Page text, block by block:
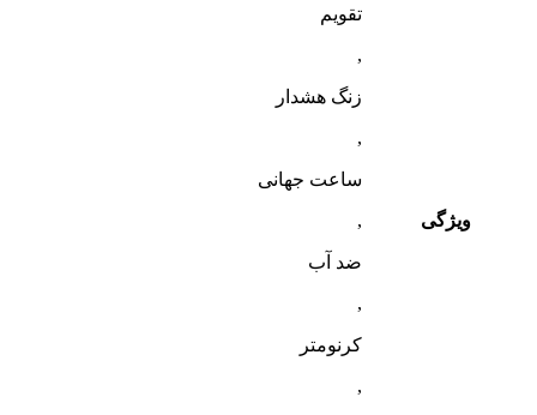
ویژگی
تقویم
,
زنگ هشدار
,
ساعت جهانی
,
ضد آب
,
کرنومتر
,